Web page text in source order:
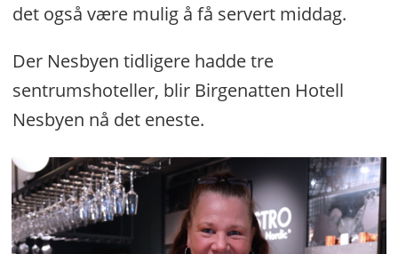
det også være mulig å få servert middag.
Der Nesbyen tidligere hadde tre
sentrumshoteller, blir Birgenatten Hotell
Nesbyen nå det eneste.